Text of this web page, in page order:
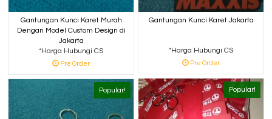
Gantungan Kunci Karet Murah
Dengan Model Custom Design di
Jakarta
*Harga Hubungi CS
Pre Order
Gantungan Kunci Karet Jakarta
*Harga Hubungi CS
Pre Order
Popular!
Popular!